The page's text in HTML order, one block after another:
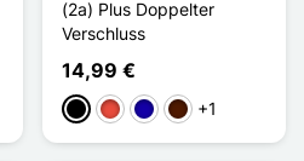
(2a) Plus Doppelter
Verschluss
14,99 €
Schwarz
Rot Dunkelblau
Dunkelbraun
+1